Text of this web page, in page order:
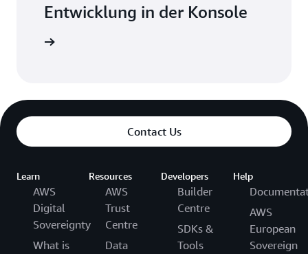
Entwicklung in der Konsole
Contact Us
Learn
AWS
Digital
Sovereignty
What is
Resources
AWS
Trust
Centre
Data
Developers
Builder
Centre
SDKs &
Tools
Help
AWS
European
Sovereign